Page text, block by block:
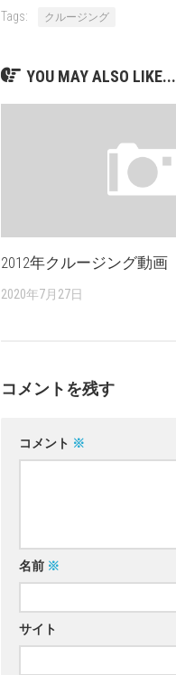
Tags: クルージング
YOU MAY ALSO LIKE...
2012年クルージング動画
2020年7月27日
コメントを残す
コメント ※
名前 ※
サイト